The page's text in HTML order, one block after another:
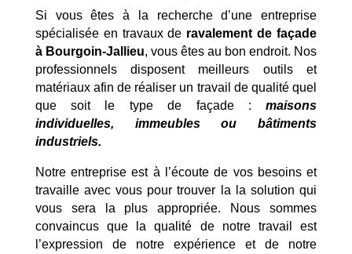
Si vous êtes à la recherche d’une entreprise
spécialisée en travaux de ravalement de façade
à Bourgoin-Jallieu, vous êtes au bon endroit. Nos
professionnels disposent meilleurs outils et
matériaux afin de réaliser un travail de qualité quel
que soit le type de façade :maisons
individuelles, immeubles ou bâtiments
industriels.
Notre entreprise est à l’écoute de vos besoins et
travaille avec vous pour trouver la la solution qui
vous sera la plus appropriée. Nous sommes
convaincus que la qualité de notre travail est
l’expression de notre expérience et de notre